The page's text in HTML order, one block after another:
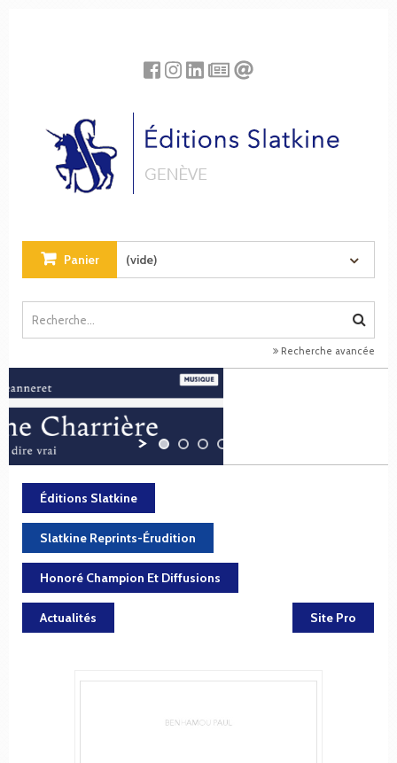
Panier (vide)
Recherche avancée
Éditions Slatkine
Slatkine Reprints-Érudition
Honoré Champion Et Diffusions
Actualités Site Pro